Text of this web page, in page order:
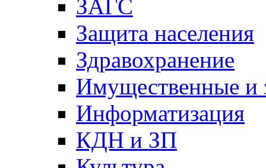
ЗАГС
Защита населения
Здравохранение
Имущественные и
Информатизация
КДН и ЗП